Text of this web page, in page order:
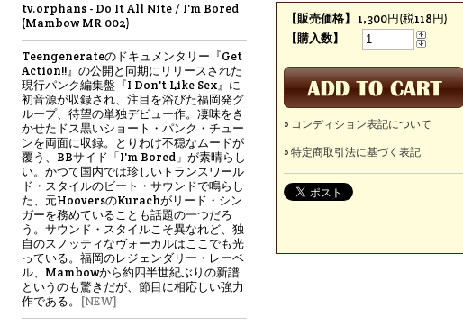
tv.orphans - Do It All Nite / I'm Bored
(Mambow MR 002)
Teengenerateのドキュメンタリー『Get
Action!!』の公開と同期にリリースされた
現行パンク編集盤『I Don't Like Sex』に
初音源が収録され、注目を浴びた福岡発グ
ループ、待望の単独デビュー作。凄味をき
かせたドス黒いショート・パンク・チュー
ンを両面に収録。とりわけ不穏なムードが
覆う、BBサイド「I'm Bored」が素晴らし
い。かつて国内では珍しいトランスワール
ド・スタイルのビート・サウンドで鳴らし
た、元HooversのKurachがリード・シン
ガーを務めていることも話題の一つだろ
う。サウンド・スタイルこそ異なれど、独
自のスノッティなヴォーカルはここでも光
っている。福岡のレジェンダリー・レーベ
ル、Mambowから約四半世紀ぶりの新譜
というのも驚きだが、節目に相応しい強力
作である。
[NEW]
【販売価格】
1,300円(税118円)
【購入数】
» コンディション表記について
» 特定商取引法に基づく表記